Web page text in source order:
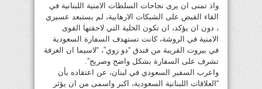
واذ تمنى ان يرى نجاحات السلطات الامنية اللبنانية في
القاء القبض على الشبكات الارهابية، لم يستبعد عسيري
، دون ان يؤكد، ان تكون الخلية التي لاحقتها القوى
الامنية في الروشة، كانت تستهدف السفارة السعودية
في بيروت القريبة من فندق “دو روي”، “لاسيما ان الغرفة
تشرف على السفارة بشكل واضح وصريح”.
واعرب السفير السعودي في لبنان، عن اعتقاده بأن
“العلاقات اللبنانية السعودية، اكبر واسمى من ان يؤثر